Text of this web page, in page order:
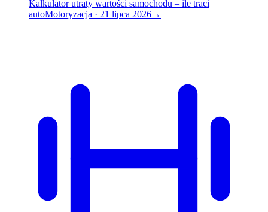
Kalkulator utraty wartości samochodu – ile traci
autoMotoryzacja · 21 lipca 2026→